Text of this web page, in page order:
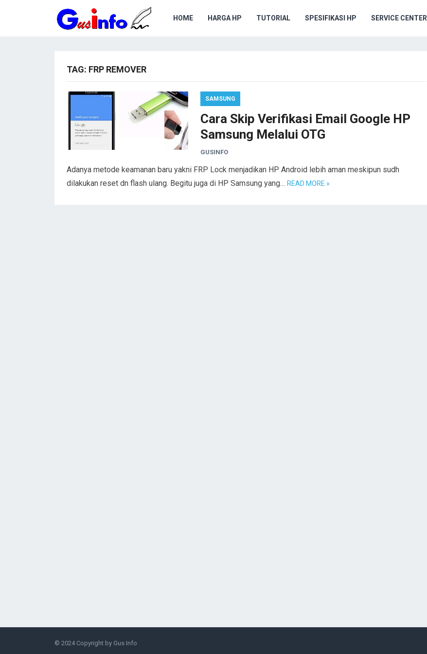
HOME HARGA HP TUTORIAL SPESIFIKASI HP SERVICE CENTER
TAG: FRP REMOVER
SAMSUNG
Cara Skip Verifikasi Email Google HP
Samsung Melalui OTG
GUSINFO
Adanya metode keamanan baru yakni FRP Lock menjadikan HP Android lebih aman meskipun sudh
dilakukan reset dn flash ulang. Begitu juga di HP Samsung yang… READ MORE »
© 2024 Copyright by Gus Info